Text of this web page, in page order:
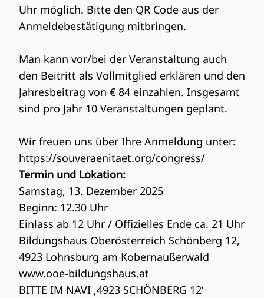
Uhr möglich. Bitte den QR Code aus der
Anmeldebestätigung mitbringen.
Man kann vor/bei der Veranstaltung auch
den Beitritt als Vollmitglied erklären und den
Jahresbeitrag von € 84 einzahlen. Insgesamt
sind pro Jahr 10 Veranstaltungen geplant.
Wir freuen uns über Ihre Anmeldung unter:
https://souveraenitaet.org/congress/
Termin und Lokation:
Samstag, 13. Dezember 2025
Beginn: 12.30 Uhr
Einlass ab 12 Uhr / Offizielles Ende ca. 21 Uhr
Bildungshaus Oberösterreich Schönberg 12,
4923 Lohnsburg am Kobernaußerwald
www.ooe-bildungshaus.at
BITTE IM NAVI ‚4923 SCHÖNBERG 12‘